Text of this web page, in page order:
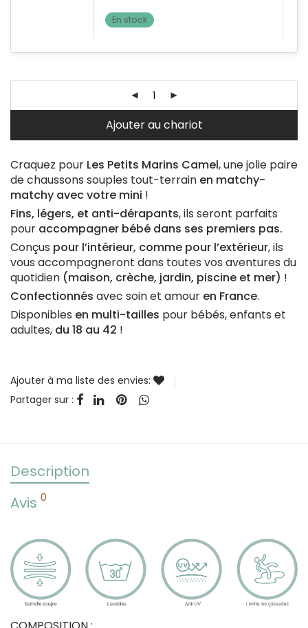
Craquez pour Les Petits Marins Camel, une jolie paire
de chaussons souples tout-terrain en matchy-
matchy avec votre mini !
Fins, légers, et anti-dérapants, ils seront parfaits
pour accompagner bébé dans ses premiers pas.
Conçus pour l’intérieur, comme pour l’extérieur, ils
vous accompagneront dans toutes vos aventures du
quotidien (maison, crèche, jardin, piscine et mer) !
Confectionnés avec soin et amour en France.
Disponibles en multi-tailles pour bébés, enfants et
adultes, du 18 au 42 !
En stock
Ajouter au chariot
Ajouter à ma liste des envies:
Partager sur :
Description
Avis 0